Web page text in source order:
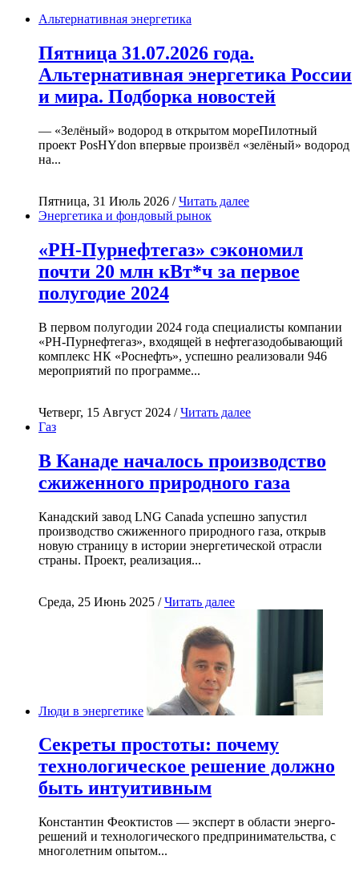
Альтернативная энергетика
Пятница 31.07.2026 года.
Альтернативная энергетика России
и мира. Подборка новостей
— «Зелёный» водород в открытом мореПилотный
проект PosHYdon впервые произвёл «зелёный» водород
на...
Пятница, 31 Июль 2026 /Читать далее
Энергетика и фондовый рынок
«РН-Пурнефтегаз» сэкономил
почти 20 млн кВт*ч за первое
полугодие 2024
В первом полугодии 2024 года специалисты компании
«РН-Пурнефтегаз», входящей в нефтегазодобывающий
комплекс НК «Роснефть», успешно реализовали 946
мероприятий по программе...
Четверг, 15 Август 2024 /Читать далее
Газ
В Канаде началось производство
сжиженного природного газа
Канадский завод LNG Canada успешно запустил
производство сжиженного природного газа, открыв
новую страницу в истории энергетической отрасли
страны. Проект, реализация...
Среда, 25 Июнь 2025 /Читать далее
Люди в энергетике
Секреты простоты: почему
технологическое решение должно
быть интуитивным
Константин Феоктистов — эксперт в области энерго-
решений и технологического предпринимательства, с
многолетним опытом...